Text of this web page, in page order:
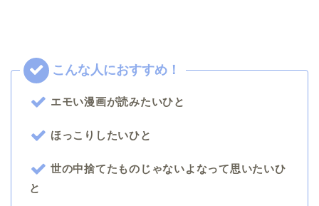
エモい漫画が読みたいひと
ほっこりしたいひと
世の中捨てたものじゃないよなって思いたいひ
と